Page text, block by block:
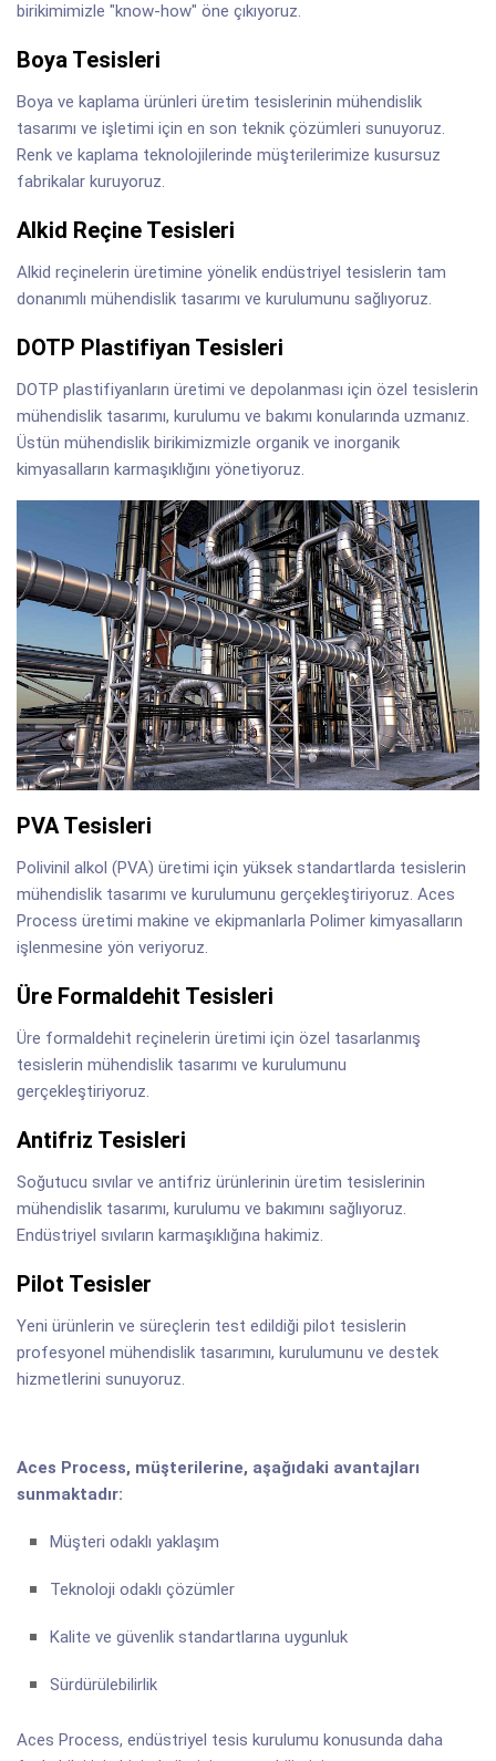
birikimimizle "know-how" öne çıkıyoruz.
Boya Tesisleri
Boya ve kaplama ürünleri üretim tesislerinin mühendislik
tasarımı ve işletimi için en son teknik çözümleri sunuyoruz.
Renk ve kaplama teknolojilerinde müşterilerimize kusursuz
fabrikalar kuruyoruz.
Alkid Reçine Tesisleri
Alkid reçinelerin üretimine yönelik endüstriyel tesislerin tam
donanımlı mühendislik tasarımı ve kurulumunu sağlıyoruz.
DOTP Plastifiyan Tesisleri
DOTP plastifiyanların üretimi ve depolanması için özel tesislerin
mühendislik tasarımı, kurulumu ve bakımı konularında uzmanız.
Üstün mühendislik birikimizmizle organik ve inorganik
kimyasalların karmaşıklığını yönetiyoruz.
PVA Tesisleri
Polivinil alkol (PVA) üretimi için yüksek standartlarda tesislerin
mühendislik tasarımı ve kurulumunu gerçekleştiriyoruz. Aces
Process üretimi makine ve ekipmanlarla Polimer kimyasalların
işlenmesine yön veriyoruz.
Üre Formaldehit Tesisleri
Üre formaldehit reçinelerin üretimi için özel tasarlanmış
tesislerin mühendislik tasarımı ve kurulumunu
gerçekleştiriyoruz.
Antifriz Tesisleri
Soğutucu sıvılar ve antifriz ürünlerinin üretim tesislerinin
mühendislik tasarımı, kurulumu ve bakımını sağlıyoruz.
Endüstriyel sıvıların karmaşıklığına hakimiz.
Pilot Tesisler
Yeni ürünlerin ve süreçlerin test edildiği pilot tesislerin
profesyonel mühendislik tasarımını, kurulumunu ve destek
hizmetlerini sunuyoruz.
Aces Process, müşterilerine, aşağıdaki avantajları
sunmaktadır:
Müşteri odaklı yaklaşım
Teknoloji odaklı çözümler
Kalite ve güvenlik standartlarına uygunluk
Sürdürülebilirlik
Aces Process, endüstriyel tesis kurulumu konusunda daha